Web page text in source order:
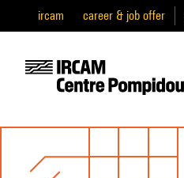
ircam career & job offer